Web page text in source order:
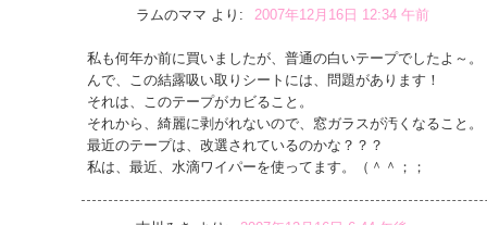
ラムのママ より: 2007年12月16日 12:34 午前
私も何年か前に買いましたが、普通の白いテープでしたよ～。
んで、この結露吸い取りシートには、問題があります！
それは、このテープがカビること。
それから、綺麗に剥がれないので、窓ガラスが汚くなること。
最近のテープは、改選されているのかな？？？
私は、最近、水滴ワイパーを使ってます。（＾＾；；